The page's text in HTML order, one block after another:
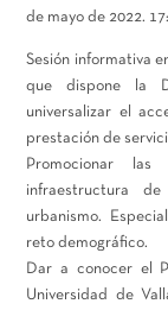
de mayo de 2022.
Sesión informativa
que dispone la
universalizar el
prestación de
Promocionar
infraestructura
urbanismo.
reto demográfico.
Dar a conocer el
Universidad de